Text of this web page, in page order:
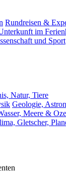
Rundreisen &
im
und Sport
Natur, Tiere
Geologie,
Meere &
Gletscher,